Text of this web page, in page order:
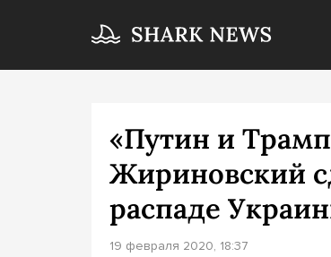
«Путин и
Жириновский
распаде
19 февраля 2020, 18:37